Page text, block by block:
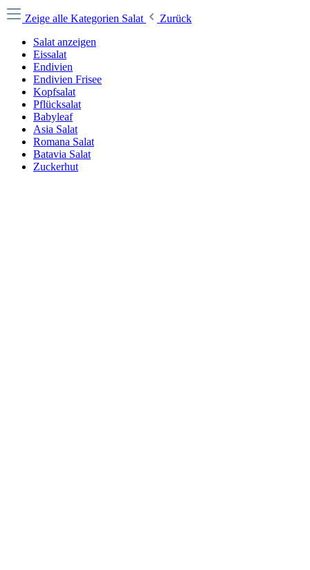
Zeige alle Kategorien Salat
Zurück
Salat anzeigen
Eissalat
Endivien
Endivien Frisee
Kopfsalat
Pflücksalat
Babyleaf
Asia Salat
Romana Salat
Batavia Salat
Zuckerhut